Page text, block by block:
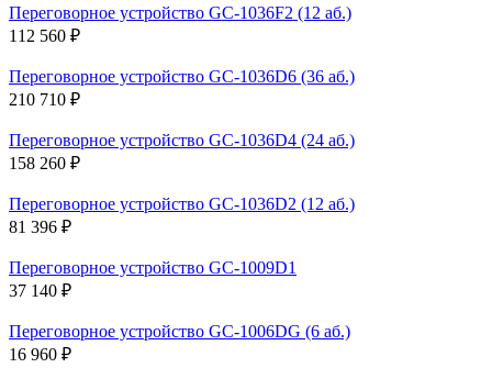
Переговорное устройство GC-1036F2 (12 аб.)
112 560 ₽
Переговорное устройство GC-1036D6 (36 аб.)
210 710 ₽
Переговорное устройство GC-1036D4 (24 аб.)
158 260 ₽
Переговорное устройство GC-1036D2 (12 аб.)
81 396 ₽
Переговорное устройство GC-1009D1
37 140 ₽
Переговорное устройство GC-1006DG (6 аб.)
16 960 ₽